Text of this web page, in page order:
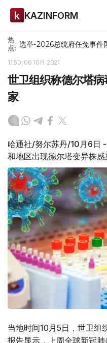
KAZINFORM
热
点: 选举-2026总统府任免事件
11:50, 06 10月 2021
世卫组织称德尔塔
家
哈通社/努尔苏丹/10月6日
和地区出现德尔塔变异株感
当地时间10月5日，世卫组
报告显示，上周全球新冠